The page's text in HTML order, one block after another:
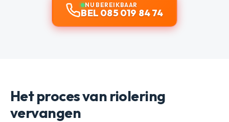
NU BEREIKBAAR
BEL 085 019 84 74
Het proces van riolering
vervangen